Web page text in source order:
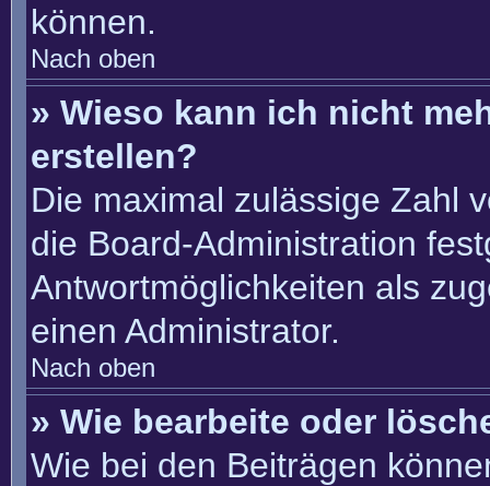
können.
Nach oben
» Wieso kann ich nicht
erstellen?
Die maximal zulässige Zahl
die Board-Administration
Antwortmöglichkeiten als
einen Administrator.
Nach oben
» Wie bearbeite oder
Wie bei den Beiträgen